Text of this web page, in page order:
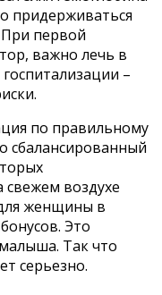
придерживаться
первой
важно лечь в
–
по правильному
сбалансированный
свежем воздухе
женщины в
Это
Так что
серьезно.